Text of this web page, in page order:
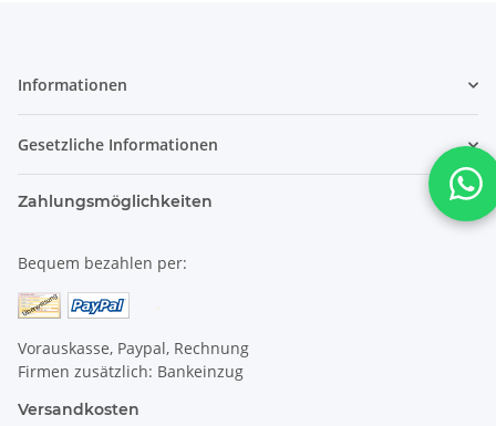
Informationen
Gesetzliche Informationen
Zahlungsmöglichkeiten
Bequem bezahlen per:
Vorauskasse, Paypal, Rechnung
Firmen zusätzlich: Bankeinzug
Versandkosten